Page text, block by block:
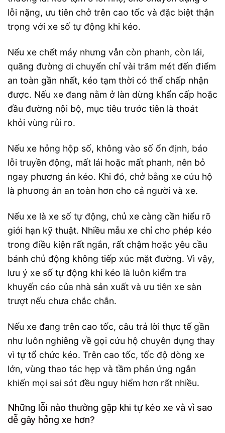
lỗi nặng, ưu tiên chở trên cao tốc và đặc biệt thận
trọng với xe số tự động khi kéo.
Nếu xe chết máy nhưng vẫn còn phanh, còn lái,
quãng đường di chuyển chỉ vài trăm mét đến điểm
an toàn gần nhất, kéo tạm thời có thể chấp nhận
được. Nếu xe đang nằm ở làn dừng khẩn cấp hoặc
đầu đường nội bộ, mục tiêu trước tiên là thoát
khỏi vùng rủi ro.
Nếu xe hỏng hộp số, không vào số ổn định, báo
lỗi truyền động, mất lái hoặc mất phanh, nên bỏ
ngay phương án kéo. Khi đó, chở bằng xe cứu hộ
là phương án an toàn hơn cho cả người và xe.
Nếu xe là xe số tự động, chủ xe càng cần hiểu rõ
giới hạn kỹ thuật. Nhiều mẫu xe chỉ cho phép kéo
trong điều kiện rất ngắn, rất chậm hoặc yêu cầu
bánh chủ động không tiếp xúc mặt đường. Vì vậy,
lưu ý xe số tự động khi kéo là luôn kiểm tra
khuyến cáo của nhà sản xuất và ưu tiên xe sàn
trượt nếu chưa chắc chắn.
Nếu xe đang trên cao tốc, câu trả lời thực tế gần
như luôn nghiêng về gọi cứu hộ chuyên dụng thay
vì tự tổ chức kéo. Trên cao tốc, tốc độ dòng xe
lớn, vùng thao tác hẹp và tầm phản ứng ngắn
khiến mọi sai sót đều nguy hiểm hơn rất nhiều.
Những lỗi nào thường gặp khi tự kéo xe và vì sao
dễ gây hỏng xe hơn?